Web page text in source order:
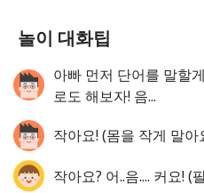
놀이 대화팁
아빠 먼저 단어를 말할
로도 해보자! 음...
작아요! (몸을 작게 말아
작아요? 어..음.... 커요! (